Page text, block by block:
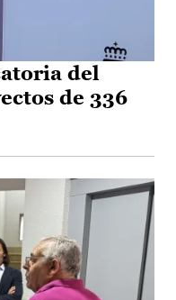
del
de 336